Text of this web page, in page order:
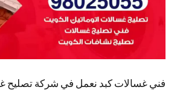
فني غسالات كبد نعمل في شركة تصليح